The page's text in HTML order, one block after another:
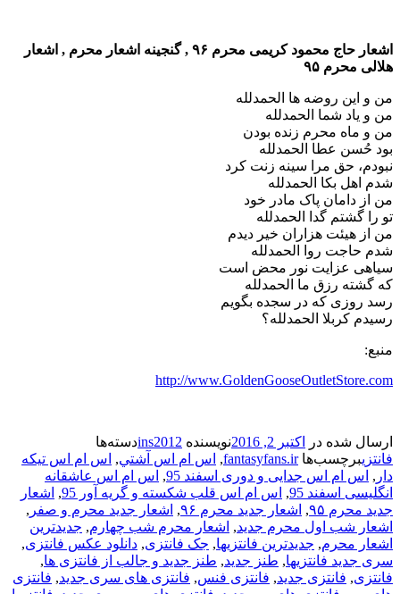
اشعار حاج محمود کریمی محرم ۹۶ , گنجینه اشعار محرم , اشعار
هلالی محرم ۹۵
من و این روضه ها الحمدلله
من و یاد شما الحمدلله
من و ماه محرم زنده بودن
بود حُسن عطا الحمدلله
نبودم، حق مرا سینه زنت کرد
شدم اهل بکا الحمدلله
من از دامان پاک مادر خود
تو را گشتم گدا الحمدلله
من از هیئت هزاران خیر دیدم
شدم حاجت روا الحمدلله
سیاهی عزایت نور محض است
که گشته رزق ما الحمدلله
رسد روزی که در سجده بگویم
رسیدم کربلا الحمدلله؟
منبع:
http://www.GoldenGooseOutletStore.com
ارسال شده در اکتبر 2, 2016 نویسنده ins2012دسته‌ها
فانتزیبرچسب‌هاfantasyfans.ir
, اس ام اس آشتي, اس ام اس تیکه
دار , اس ام اس جدایی و دوری اسفند 95 , اس ام اس عاشقانه
انگلیسی اسفند 95
, اس ام اس قلب شکسته و گریه آور 95 , اشعار
جدید محرم ۹۵
, اشعار جدید محرم ۹۶ , اشعار جدید محرم و صفر ,
اشعار شب اول محرم جدید, اشعار محرم شب چهارم, جدیدترین
اشعار محرم, جدیدترین فانتزیها, جک فانتزی, دانلود عکس فانتزی,
سری جدید فانتزیها, طنز جدید, طنز جدید و جالب از فانتزی ها,
فانتزی, فانتزی جدید, فانتزی فنس, فانتزی های سری جدید, فانتزی